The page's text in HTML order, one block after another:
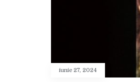
iunie 27, 2024